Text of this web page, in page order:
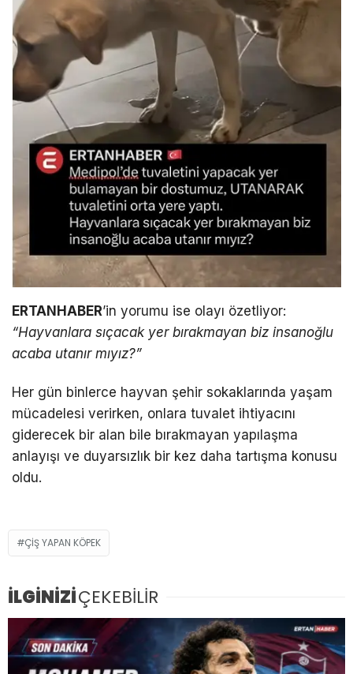
ERTANHABER’in yorumu ise olayı özetliyor:
“Hayvanlara sıçacak yer bırakmayan biz insanoğlu
acaba utanır mıyız?”
Her gün binlerce hayvan şehir sokaklarında yaşam
mücadelesi verirken, onlara tuvalet ihtiyacını
giderecek bir alan bile bırakmayan yapılaşma
anlayışı ve duyarsızlık bir kez daha tartışma konusu
oldu.
ÇIŞ YAPAN KÖPEK
İLGİNİZİÇEKEBİLİR